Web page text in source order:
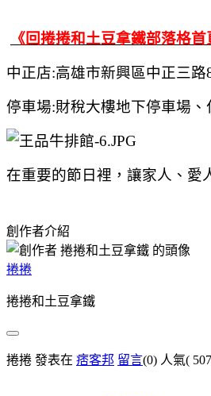
《回捲捲和土豆拿鐵部落格首
中正店:高雄市新興區中正三路
停車場:財稅大樓地下停車場
在重要的節日裡，讓家人、愛
創作者介紹
捲捲
捲捲和土豆拿鐵
捲捲 發表在 痞客邦 留言(0) 人氣(